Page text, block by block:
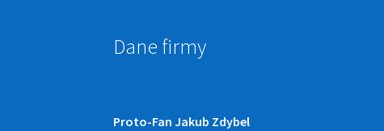
Dane firmy
Proto-Fan Jakub Zdybel